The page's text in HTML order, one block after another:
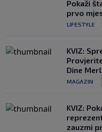
Pokaži
prvo
LIFESTYLE
KVIZ:
Dine
MAGAZIN
KVIZ:
zauzmi